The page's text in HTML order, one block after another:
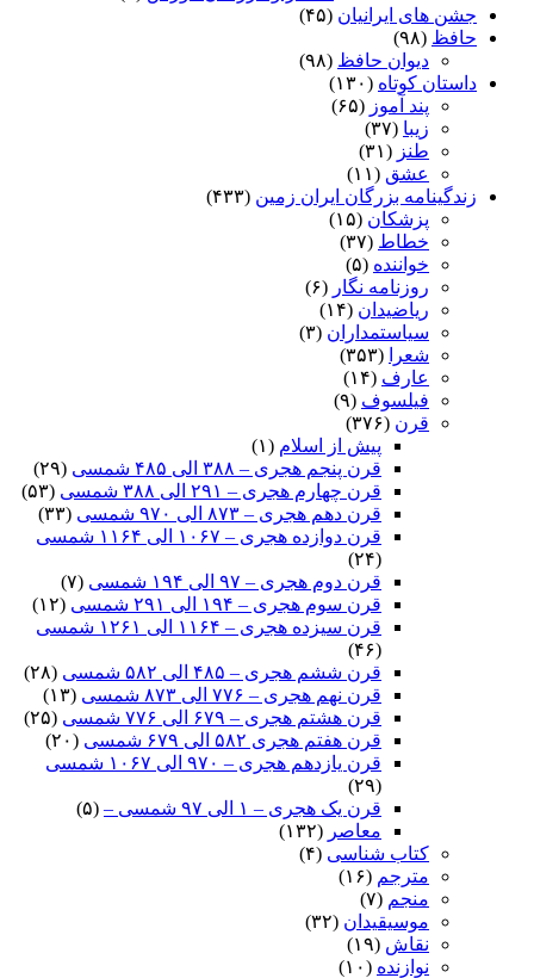
جشن های ایرانیان (۴۵)
حافظ (۹۸)
دیوان حافظ (۹۸)
داستان کوتاه (۱۳۰)
پند آموز (۶۵)
زیبا (۳۷)
طنز (۳۱)
عشق (۱۱)
زندگینامه بزرگان ایران زمین (۴۳۳)
پزشکان (۱۵)
خطاط (۳۷)
خواننده (۵)
روزنامه نگار (۶)
ریاضیدان (۱۴)
سیاستمداران (۳)
شعرا
(۳۵۳)
عارف (۱۴)
فیلسوف (۹)
قرن (۳۷۶)
پیش از اسلام (۱)
قرن پنجم هجری – ۳۸۸ الی ۴۸۵ شمسی
(۲۹)
قرن چهارم هجری – ۲۹۱ الی ۳۸۸ شمسی
(۵۳)
قرن دهم هجری – ۸۷۳ الی ۹۷۰ شمسی
(۳۳)
قرن دوازده هجری – ۱۰۶۷ الی ۱۱۶۴ شمسی
(۲۴)
قرن دوم هجری – ۹۷ الی ۱۹۴ شمسی
(۷)
قرن سوم هجری – ۱۹۴ الی ۲۹۱ شمسی
(۱۲)
قرن سیزده هجری – ۱۱۶۴ الی ۱۲۶۱ شمسی
(۴۶)
قرن ششم هجری – ۴۸۵ الی ۵۸۲ شمسی
(۲۸)
قرن نهم هجری – ۷۷۶ الی ۸۷۳ شمسی
(۱۳)
قرن هشتم هجری – ۶۷۹ الی ۷۷۶ شمسی
(۲۵)
قرن هفتم هجری ۵۸۲ الی ۶۷۹ شمسی
(۲۰)
قرن یازدهم هجری – ۹۷۰ الی ۱۰۶۷ شمسی
(۲۹)
قرن یک هجری – ۱ الی ۹۷ شمسی –
(۵)
معاصر (۱۳۲)
کتاب شناسی (۴)
مترجم (۱۶)
منجم (۷)
موسیقیدان (۳۲)
نقاش (۱۹)
نوازنده (۱۰)